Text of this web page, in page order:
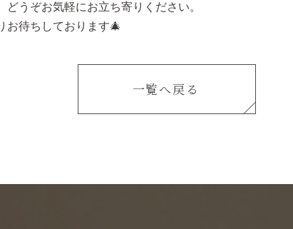
どうぞお気軽にお立ち寄りください。
お待ちしております🎄
一覧へ戻る